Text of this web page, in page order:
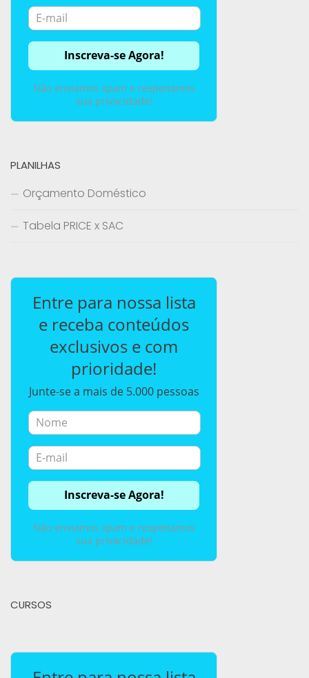
Não enviamos spam e respeitamos
sua privacidade!
PLANILHAS
Orçamento Doméstico
Tabela PRICE x SAC
Entre para nossa lista
e receba conteúdos
exclusivos e com
prioridade!
Junte-se a mais de 5.000 pessoas
Não enviamos spam e respeitamos
sua privacidade!
CURSOS